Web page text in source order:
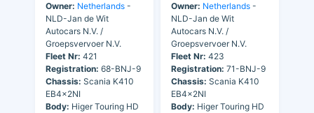
Owner: Netherlands -
NLD-Jan de Wit
Autocars N.V. /
Groepsvervoer N.V.
Fleet Nr: 421
Registration: 68-BNJ-9
Chassis: Scania K410
EB4x2NI
Body: Higer Touring HD
Owner: Netherlands -
NLD-Jan de Wit
Autocars N.V. /
Groepsvervoer N.V.
Fleet Nr: 423
Registration: 71-BNJ-9
Chassis: Scania K410
EB4x2NI
Body: Higer Touring HD